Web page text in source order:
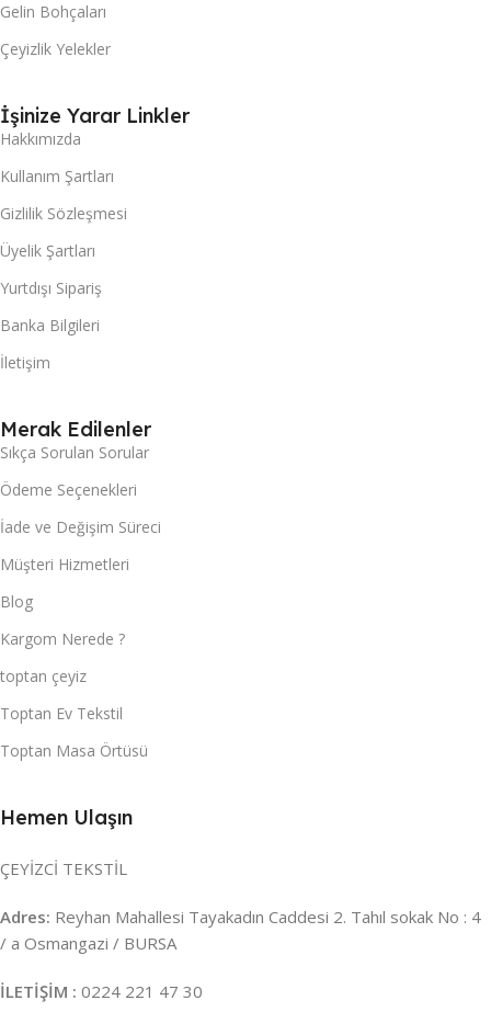
Gelin Bohçaları
Çeyizlik Yelekler
İşinize Yarar Linkler
Hakkımızda
Kullanım Şartları
Gizlilik Sözleşmesi
Üyelik Şartları
Yurtdışı Sipariş
Banka Bilgileri
İletişim
Merak Edilenler
Sıkça Sorulan Sorular
Ödeme Seçenekleri
İade ve Değişim Süreci
Müşteri Hizmetleri
Blog
Kargom Nerede ?
toptan çeyiz
Toptan Ev Tekstil
Toptan Masa Örtüsü
Hemen Ulaşın
ÇEYİZCİ TEKSTİL
Adres: Reyhan Mahallesi Tayakadın Caddesi 2. Tahıl sokak No : 4
/ a Osmangazi / BURSA
İLETİŞİM : 0224 221 47 30